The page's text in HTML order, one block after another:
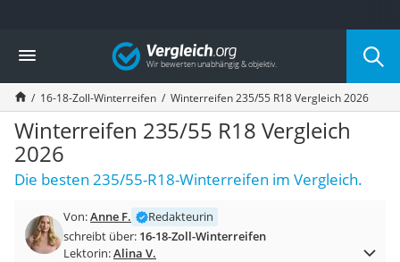
Die beliebtesten Vergleiche nach Kategorie
Auto & Motor
Fahrradträger-Anhängerkupplung (4 Fahrräder)
Fahrradträger
Fahrradträger (Anhängerkupplung)
Fahrradträger 3 Fahrräder
Benzinkanister (20 l)
Dashcam
Benzinkanister
Marderschreck
Vergleich
16-18-Zoll-Winterreifen Winterreifen 235/55 R18 Vergleich 2026
Winterreifen 235/55 R18 Vergleich
2026
Die besten 235/55-R18-Winterreifen im Vergleich.
Von:Anne F.
Redakteurin
schreibt über: 16-18-Zoll-Winterreifen
Lektorin:Alina V.